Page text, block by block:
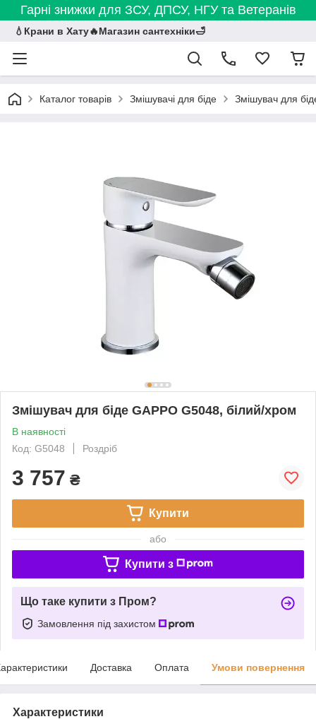
Гарні знижки для ЗСУ, ДПСУ, НГУ та Ветеранів
💧Крани в Хату🔥Магазин сантехніки🛁
Каталог товарів Змішувачі для біде Змішувач для
Змішувач для біде GAPPO G5048, білий/хром
В наявності
Код: G5048
Роздріб
3 757 ₴
Купити
або
Купити з
Що таке купити з Пром?
Замовлення під захистом
Доставка Оплата Умови повернення
Характеристики